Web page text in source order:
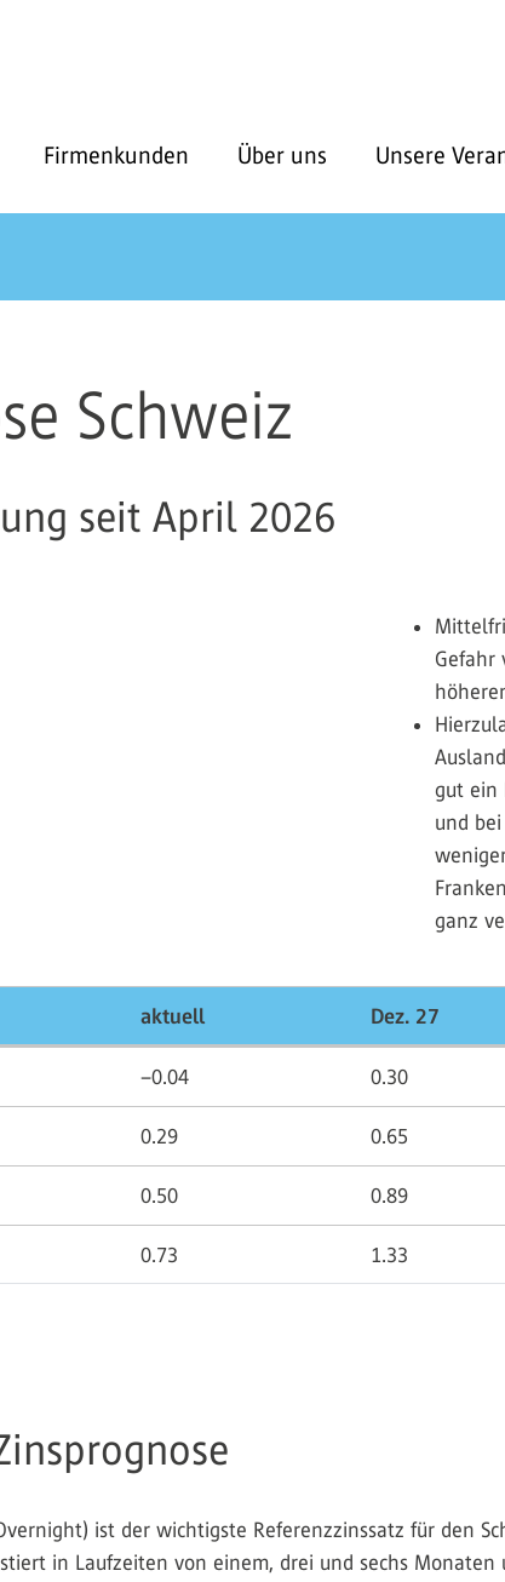
Firmenkunden Über uns Unsere
Schweiz
seit April 2026
Gefahr
gut ein
und
ganz
aktuell Dez. 27
–0.04 0.30
0.29 0.65
0.50 0.89
0.73 1.33
ist der wichtigste Referenzzinssatz für den
in Laufzeiten von einem, drei und sechs